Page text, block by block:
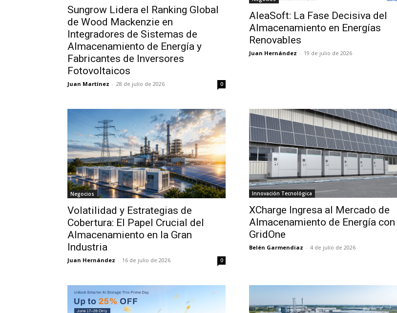
Sungrow Lidera el Ranking Global
de Wood Mackenzie en
Integradores de Sistemas de
Almacenamiento de Energía y
Fabricantes de Inversores
Fotovoltaicos
Juan Martínez - 28 de julio de 2026 0
AleaSoft: La Fase Decisiva del
Almacenamiento en Energías
Renovables
Juan Hernández - 19 de julio de 2026
Negocios
Volatilidad y Estrategias de
Cobertura: El Papel Crucial del
Almacenamiento en la Gran
Industria
Juan Hernández - 16 de julio de 2026 0
Innovación Tecnológica
XCharge Ingresa al Mercado de
Almacenamiento de Energía con
GridOne
Belén Garmendiaz - 4 de julio de 2026